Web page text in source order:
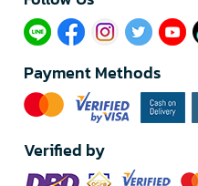
Payment Methods
Verified by